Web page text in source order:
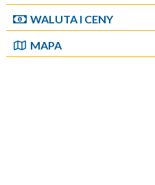
WALUTA I CENY
MAPA